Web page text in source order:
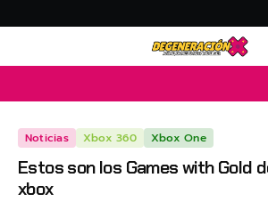
Noticias Xbox 360 Xbox One
Estos son los Games with Gold
xbox